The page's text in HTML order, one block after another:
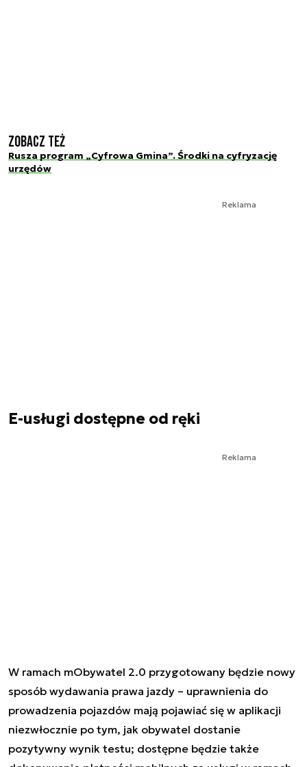
Zobacz też
Rusza program „Cyfrowa Gmina”. Środki na cyfryzację
urzędów
Reklama
E-usługi dostępne od ręki
Reklama
W ramach mObywatel 2.0 przygotowany będzie nowy
sposób wydawania prawa jazdy – uprawnienia do
prowadzenia pojazdów mają pojawiać się w aplikacji
niezwłocznie po tym, jak obywatel dostanie
pozytywny wynik testu; dostępne będzie także